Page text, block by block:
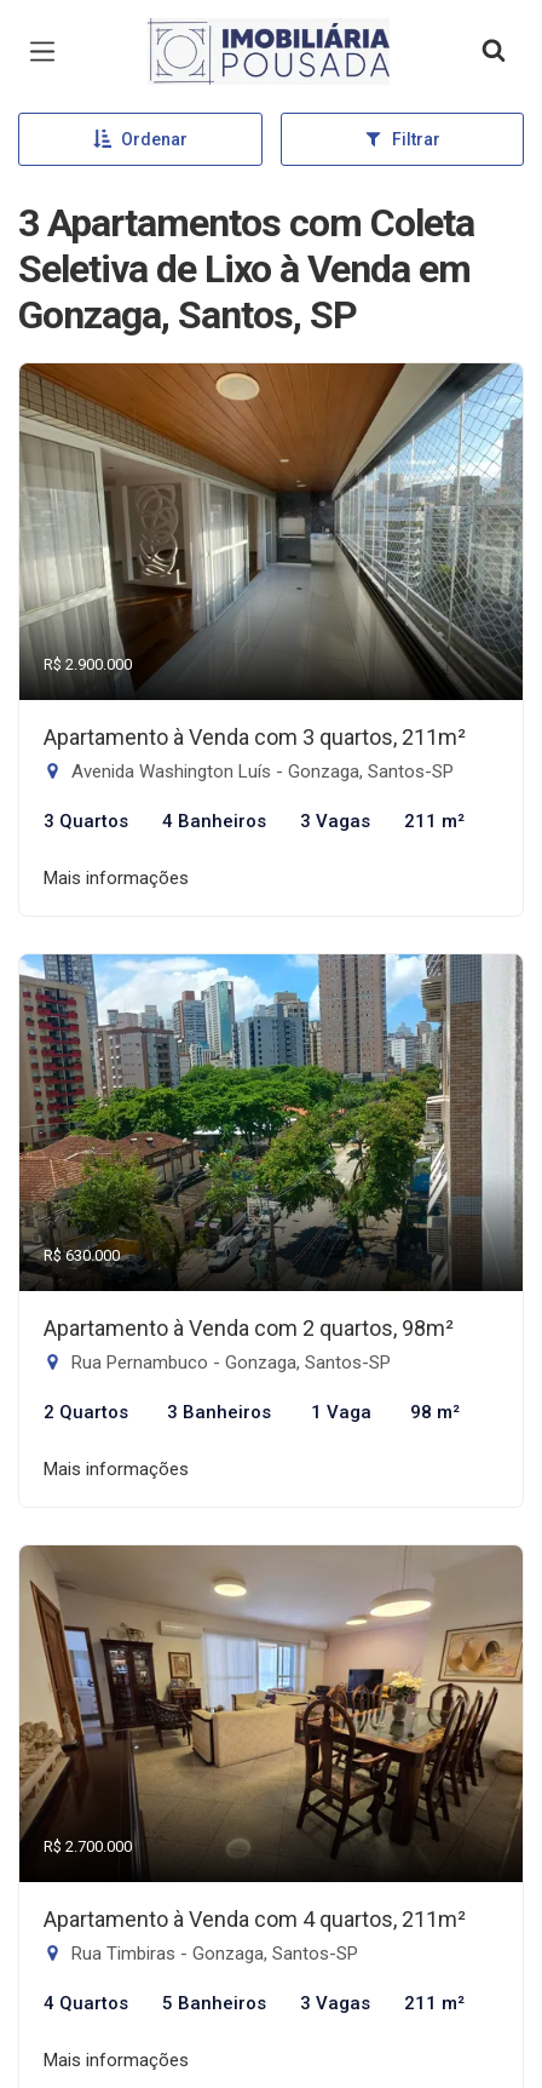
Página inicial
Ordenar Filtrar
3 Apartamentos com Coleta
Seletiva de Lixo à Venda em
Gonzaga, Santos, SP
R$ 2.900.000
Apartamento à Venda com 3 quartos, 211m²
Avenida Washington Luís - Gonzaga, Santos-SP
3 Quartos 4 Banheiros 3 Vagas 211 m²
Mais informações
R$ 630.000
Apartamento à Venda com 2 quartos, 98m²
Rua Pernambuco - Gonzaga, Santos-SP
2 Quartos 3 Banheiros 1 Vaga 98 m²
Mais informações
R$ 2.700.000
Apartamento à Venda com 4 quartos, 211m²
Rua Timbiras - Gonzaga, Santos-SP
4 Quartos 5 Banheiros 3 Vagas 211 m²
Mais informações